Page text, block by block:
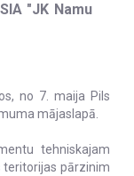
"JK Namu
no 7. maija Pils
mājaslapā.
tehniskajam
teritorijas pārzinim